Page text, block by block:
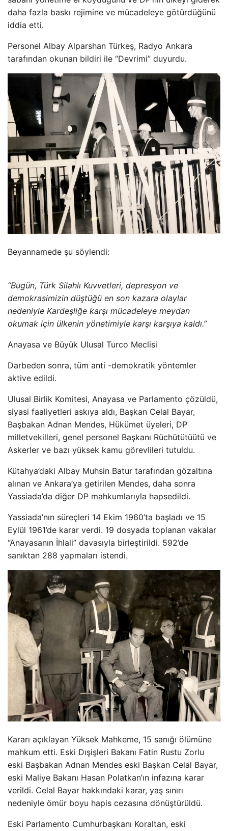
daha fazla baskı rejimine ve mücadeleye götürdüğünü
iddia etti.
Personel Albay Alparshan Türkeş, Radyo Ankara
tarafından okunan bildiri ile “Devrimi” duyurdu.
Beyannamede şu söylendi:
“Bugün, Türk Silahlı Kuvvetleri, depresyon ve
demokrasimizin düştüğü en son kazara olaylar
nedeniyle Kardeşliğe karşı mücadeleye meydan
okumak için ülkenin yönetimiyle karşı karşıya kaldı.”
Anayasa ve Büyük Ulusal Turco Meclisi
Darbeden sonra, tüm anti -demokratik yöntemler
aktive edildi.
Ulusal Birlik Komitesi, Anayasa ve Parlamento çözüldü,
siyasi faaliyetleri askıya aldı, Başkan Celal Bayar,
Başbakan Adnan Mendes, Hükümet üyeleri, DP
milletvekilleri, genel personel Başkanı Rüchütütüütü ve
Askerler ve bazı yüksek kamu görevlileri tutuldu.
Kütahya’daki Albay Muhsin Batur tarafından gözaltına
alınan ve Ankara’ya getirilen Mendes, daha sonra
Yassiada’da diğer DP mahkumlarıyla hapsedildi.
Yassiada’nın süreçleri 14 Ekim 1960’ta başladı ve 15
Eylül 1961’de karar verdi. 19 dosyada toplanan vakalar
“Anayasanın İhlali” davasıyla birleştirildi. 592’de
sanıktan 288 yapmaları istendi.
Kararı açıklayan Yüksek Mahkeme, 15 sanığı ölümüne
mahkum etti. Eski Dışişleri Bakanı Fatin Rustu Zorlu
eski Başbakan Adnan Mendes eski Başkan Celal Bayar,
eski Maliye Bakanı Hasan Polatkan’ın infazına karar
verildi. Celal Bayar hakkındaki karar, yaş sınırı
nedeniyle ömür boyu hapis cezasına dönüştürüldü.
Eski Parlamento Cumhurbaşkanı Koraltan, eski